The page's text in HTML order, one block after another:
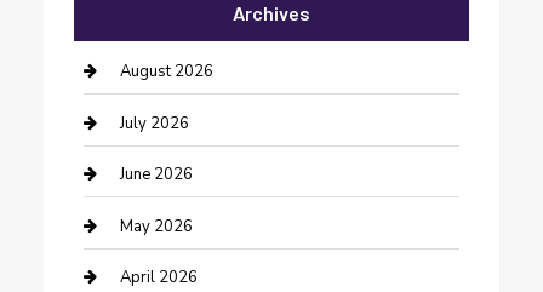
Bail bonds service
barber shops
Bathroom Remodeling
Beauty Salon and Products
Bicycle Shop
Boat Rental
Archives
August 2026
July 2026
June 2026
May 2026
April 2026